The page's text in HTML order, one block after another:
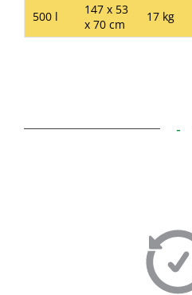
500 l
147 x 53
x 70 cm
17 kg
-